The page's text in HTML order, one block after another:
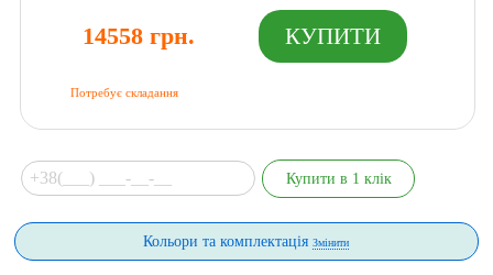
14558 грн.
Потребує складання
Кольори та комплектаціяЗмінити